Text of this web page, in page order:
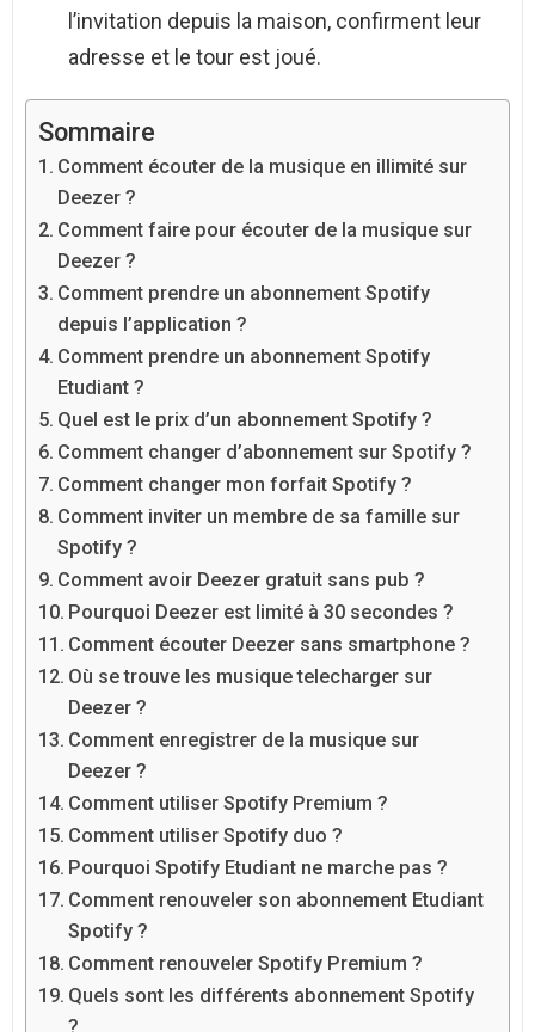
l’invitation depuis la maison, confirment leur
adresse et le tour est joué.
Sommaire
Comment écouter de la musique en illimité sur
Deezer ?
Comment faire pour écouter de la musique sur
Deezer ?
Comment prendre un abonnement Spotify
depuis l’application ?
Comment prendre un abonnement Spotify
Etudiant ?
Quel est le prix d’un abonnement Spotify ?
Comment changer d’abonnement sur Spotify ?
Comment changer mon forfait Spotify ?
Comment inviter un membre de sa famille sur
Spotify ?
Comment avoir Deezer gratuit sans pub ?
Pourquoi Deezer est limité à 30 secondes ?
Comment écouter Deezer sans smartphone ?
Où se trouve les musique telecharger sur
Deezer ?
Comment enregistrer de la musique sur
Deezer ?
Comment utiliser Spotify Premium ?
Comment utiliser Spotify duo ?
Pourquoi Spotify Etudiant ne marche pas ?
Comment renouveler son abonnement Etudiant
Spotify ?
Comment renouveler Spotify Premium ?
Quels sont les différents abonnement Spotify
?